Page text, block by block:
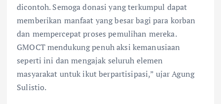
dicontoh. Semoga donasi yang terkumpul dapat
memberikan manfaat yang besar bagi para korban
dan mempercepat proses pemulihan mereka.
GMOCT mendukung penuh aksi kemanusiaan
seperti ini dan mengajak seluruh elemen
masyarakat untuk ikut berpartisipasi,” ujar Agung
Sulistio.